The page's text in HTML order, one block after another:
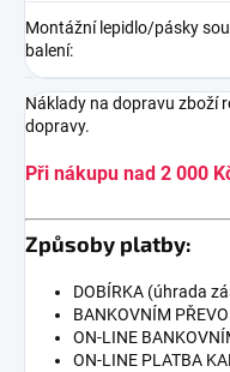
Montážní lepidlo/pásky
balení:
Náklady na dopravu zboží
dopravy.
Při nákupu nad 2 000
Způsoby platby:
DOBÍRKA (úhrada
BANKOVNÍM
ON-LINE
ON-LINE PLATBA